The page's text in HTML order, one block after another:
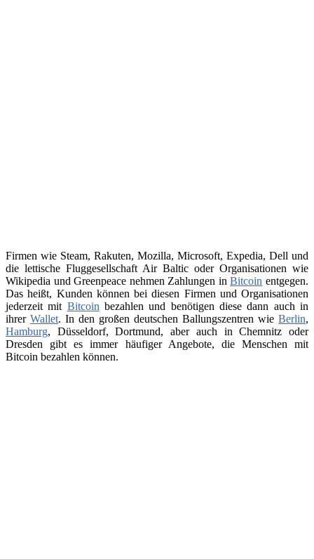
Firmen wie Steam, Rakuten, Mozilla, Microsoft, Expedia, Dell und
die lettische Fluggesellschaft Air Baltic oder Organisationen wie
Wikipedia und Greenpeace nehmen Zahlungen inBitcoin entgegen.
Das heißt, Kunden können bei diesen Firmen und Organisationen
jederzeit mit Bitcoin bezahlen und benötigen diese dann auch in
ihrer Wallet. In den großen deutschen Ballungszentren wie Berlin,
Hamburg, Düsseldorf, Dortmund, aber auch in Chemnitz oder
Dresden gibt es immer häufiger Angebote, die Menschen mit
Bitcoin bezahlen können.